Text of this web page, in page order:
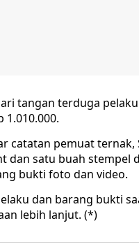
tangan terduga
1.010.000.
catatan pemuat
dan satu buah stempel
bukti foto dan video.
dan barang bukti
lebih lanjut. (*)